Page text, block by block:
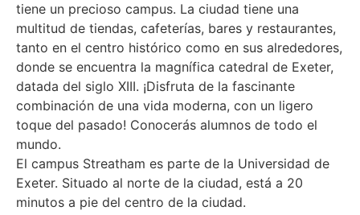
tiene un precioso campus. La ciudad tiene una
multitud de tiendas, cafeterías, bares y restaurantes,
tanto en el centro histórico como en sus alrededores,
donde se encuentra la magnífica catedral de Exeter,
datada del siglo XIII. ¡Disfruta de la fascinante
combinación de una vida moderna, con un ligero
toque del pasado! Conocerás alumnos de todo el
mundo.
El campus Streatham es parte de la Universidad de
Exeter. Situado al norte de la ciudad, está a 20
minutos a pie del centro de la ciudad.